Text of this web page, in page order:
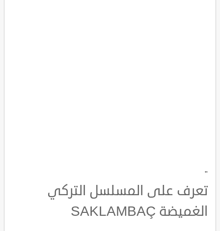
"
تعرف على المسلسل التركي
الغميضة SAKLAMBAÇ